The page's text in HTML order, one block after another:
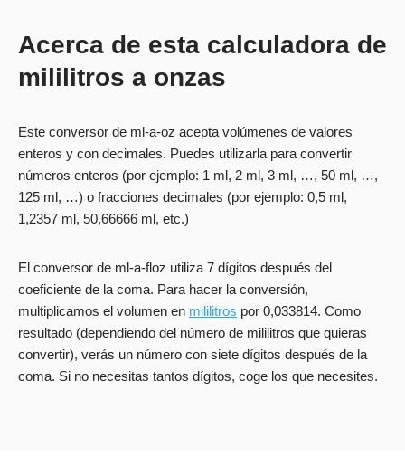
Acerca de esta calculadora de
mililitros a onzas
Este conversor de ml-a-oz acepta volúmenes de valores
enteros y con decimales. Puedes utilizarla para convertir
números enteros (por ejemplo: 1 ml, 2 ml, 3 ml, …, 50 ml, …,
125 ml, …) o fracciones decimales (por ejemplo: 0,5 ml,
1,2357 ml, 50,66666 ml, etc.)
El conversor de ml-a-floz utiliza 7 dígitos después del
coeficiente de la coma. Para hacer la conversión,
multiplicamos el volumen en mililitros por 0,033814. Como
resultado (dependiendo del número de mililitros que quieras
convertir), verás un número con siete dígitos después de la
coma. Si no necesitas tantos dígitos, coge los que necesites.